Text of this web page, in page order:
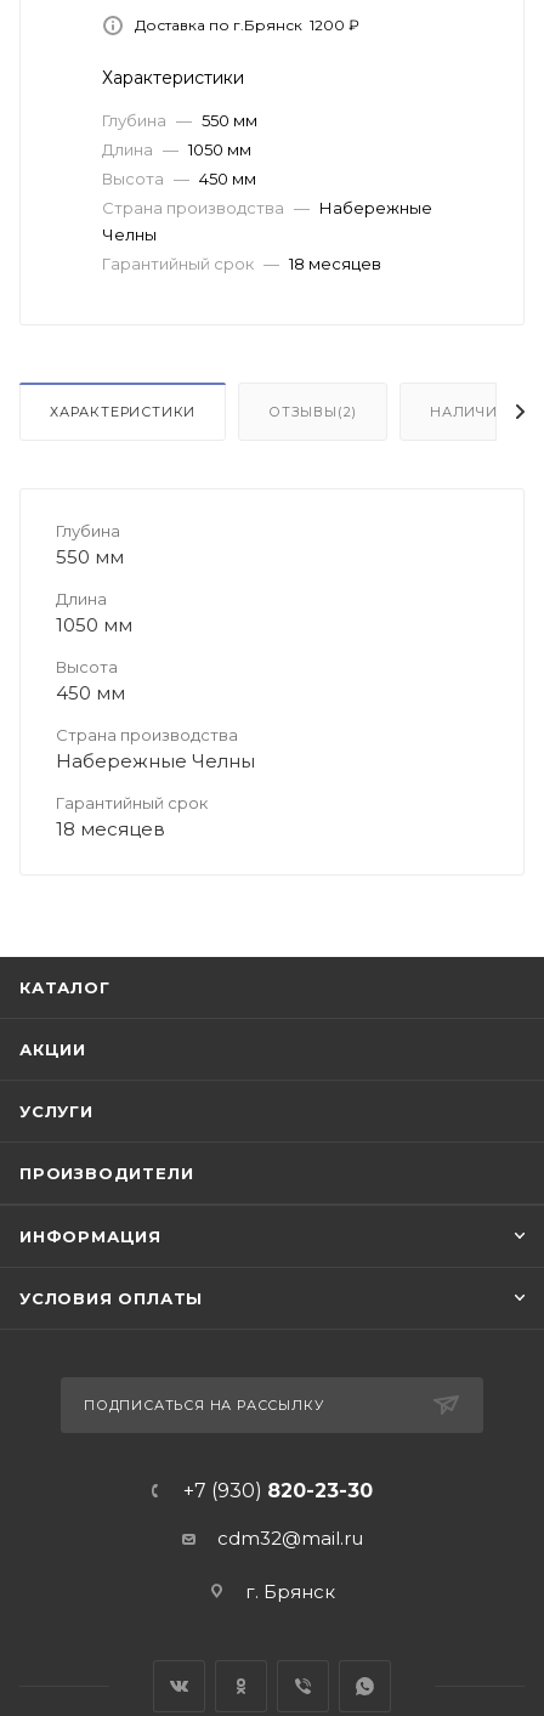
Доставка по г.Брянск 1200 ₽
Характеристики
Глубина — 550 мм
Длина — 1050 мм
Высота — 450 мм
Страна производства — Набережные
Челны
Гарантийный срок — 18 месяцев
ХАРАКТЕРИСТИКИ ОТЗЫВЫ(2) НАЛИЧИЕ
Глубина
550 мм
Длина
1050 мм
Высота
450 мм
Страна производства
Набережные Челны
Гарантийный срок
18 месяцев
КАТАЛОГ
АКЦИИ
УСЛУГИ
ПРОИЗВОДИТЕЛИ
ИНФОРМАЦИЯ
УСЛОВИЯ ОПЛАТЫ
ПОДПИСАТЬСЯ НА РАССЫЛКУ
+7 (930) 820-23-30
cdm32@mail.ru
г. Брянск